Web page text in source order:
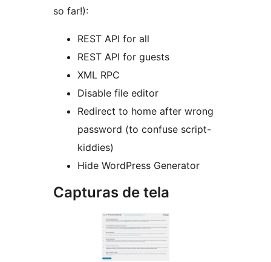
so far!):
REST API for all
REST API for guests
XML RPC
Disable file editor
Redirect to home after wrong
password (to confuse script-
kiddies)
Hide WordPress Generator
Capturas de tela